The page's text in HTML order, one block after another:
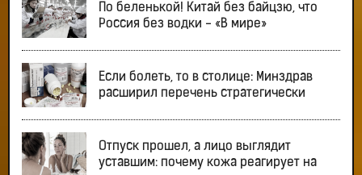
По беленькой! Китай без байцзю, что
Россия без водки - «В мире»
Если болеть, то в столице: Минздрав
расширил перечень стратегически
Отпуск прошел, а лицо выглядит
уставшим: почему кожа реагирует на